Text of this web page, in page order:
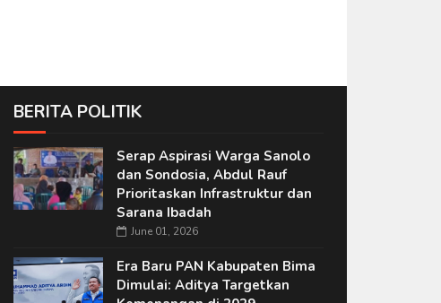
BERITA POLITIK
Serap Aspirasi Warga Sanolo
dan Sondosia, Abdul Rauf
Prioritaskan Infrastruktur dan
Sarana Ibadah
June 01, 2026
Era Baru PAN Kabupaten Bima
Dimulai: Aditya Targetkan